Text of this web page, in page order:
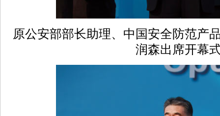
原公安部部长助理、中国安全防范产
润森出席开幕